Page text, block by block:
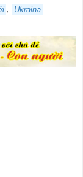
, Ukraina